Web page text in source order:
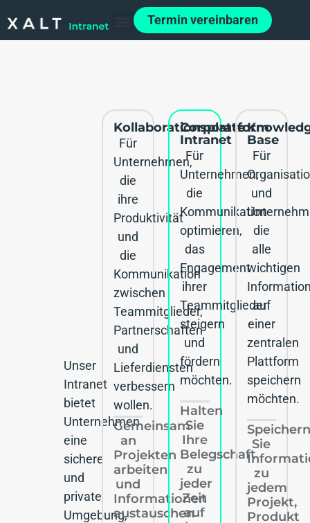
Termin vereinbaren
Unser
Intranet
bietet
Unternehmen
eine
sichere
und
private
Umgebung,
Kollaborationsplattform
Für
Unternehmen,
die
ihre
Produktivität
und
die
Kommunikation
zwischen
Teammitglieder,
Partnerschaften
und
Lieferdiensten
verbessern
wollen.
Gemeinsam
an
Projekten
arbeiten
und
Informationen
austauschen
Corporate
Intranet
Für
Unternehmen,
die
Kommunikation
optimieren,
das
Engagement
ihrer
Teammitglieder
steigern
und
fördern
möchten.
Halten
Sie
Ihre
Belegschaft
zu
jeder
Zeit
auf
Base
Für
und
die
alle
wichtigen
auf
einer
zentralen
Plattform
speichern
möchten.
Speichern
Sie
zu
jedem
Projekt,
Produkt